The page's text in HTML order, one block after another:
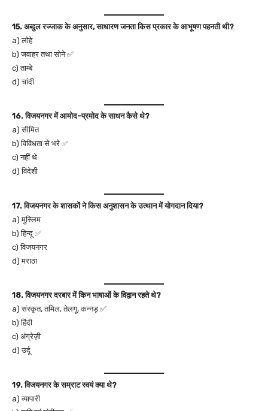
15. अब्दुल रज्जाक के अनुसार, साधारण जनता किस प्रकार के आभूषण पहनती थी?
a) लोहे
b) जवाहर तथा सोने ✅
c) ताम्बे
d) चांदी
16. विजयनगर में आमोद-प्रमोद के साधन कैसे थे?
a) सीमित
b) विविधता से भरे ✅
c) नहीं थे
d) विदेशी
17. विजयनगर के शासकों ने किस अनुशासन के उत्थान में योगदान दिया?
a) मुस्लिम
b) हिन्दू ✅
c) विजयनगर
d) मराठा
18. विजयनगर दरबार में किन भाषाओं के विद्वान रहते थे?
a) संस्कृत, तमिल, तेलगू, कन्नड़ ✅
b) हिंदी
c) अंग्रेज़ी
d) उर्दू
19. विजयनगर के सम्राट स्वयं क्या थे?
a) व्यापारी